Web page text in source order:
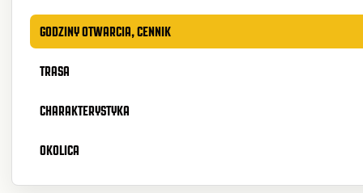
GODZINY OTWARCIA, CENNIK
TRASA
CHARAKTERYSTYKA
OKOLICA